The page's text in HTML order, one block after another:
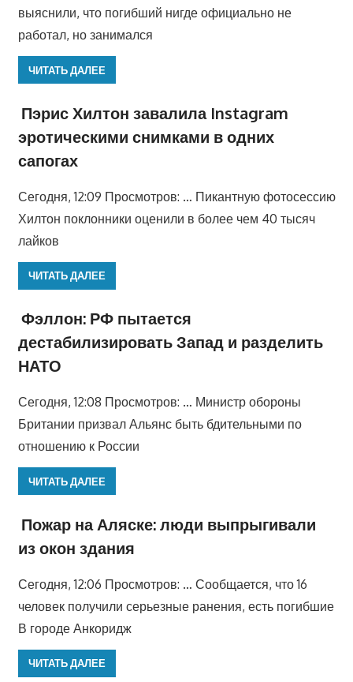
выяснили, что погибший нигде официально не
работал, но занимался
ЧИТАТЬ ДАЛЕЕ
Пэрис Хилтон завалила Instagram
эротическими снимками в одних
сапогах
Сегодня, 12:09 Просмотров: … Пикантную фотосессию
Хилтон поклонники оценили в более чем 40 тысяч
лайков
ЧИТАТЬ ДАЛЕЕ
Фэллон: РФ пытается
дестабилизировать Запад и разделить
НАТО
Сегодня, 12:08 Просмотров: … Министр обороны
Британии призвал Альянс быть бдительными по
отношению к России
ЧИТАТЬ ДАЛЕЕ
Пожар на Аляске: люди выпрыгивали
из окон здания
Сегодня, 12:06 Просмотров: … Сообщается, что 16
человек получили серьезные ранения, есть погибшие
В городе Анкоридж
ЧИТАТЬ ДАЛЕЕ